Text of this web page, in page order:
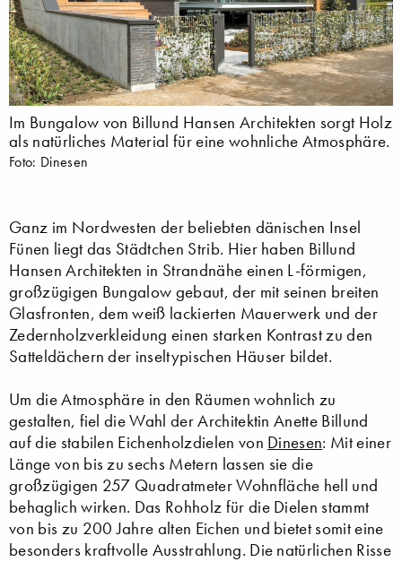
Im Bungalow von Billund Hansen Architekten sorgt Holz
als natürliches Material für eine wohnliche Atmosphäre.
Foto: Dinesen
Ganz im Nordwesten der beliebten dänischen Insel
Fünen liegt das Städtchen Strib. Hier haben Billund
Hansen Architekten in Strandnähe einen L-förmigen,
großzügigen Bungalow gebaut, der mit seinen breiten
Glasfronten, dem weiß lackierten Mauerwerk und der
Zedernholzverkleidung einen starken Kontrast zu den
Satteldächern der inseltypischen Häuser bildet.
Um die Atmosphäre in den Räumen wohnlich zu
gestalten, fiel die Wahl der Architektin Anette Billund
auf die stabilen Eichenholzdielen von Dinesen: Mit einer
Länge von bis zu sechs Metern lassen sie die
großzügigen 257 Quadratmeter Wohnfläche hell und
behaglich wirken. Das Rohholz für die Dielen stammt
von bis zu 200 Jahre alten Eichen und bietet somit eine
besonders kraftvolle Ausstrahlung. Die natürlichen Risse